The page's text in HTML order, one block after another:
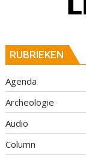
RUBRIEKEN
Agenda
Archeologie
Audio
Column